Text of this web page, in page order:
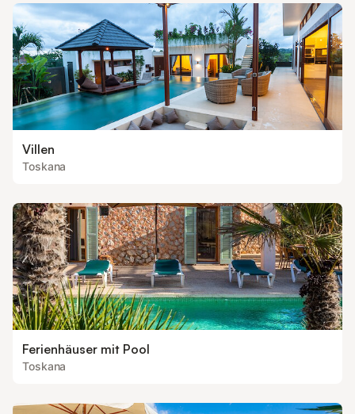
Villen
Toskana
Ferienhäuser mit Pool
Toskana